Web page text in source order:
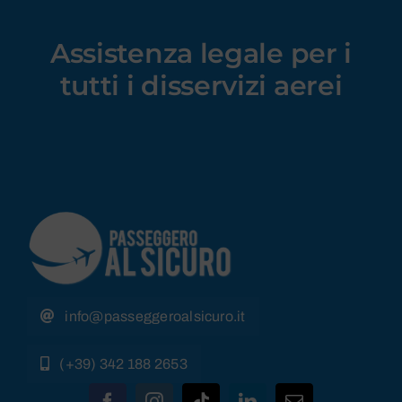
Assistenza legale per i
tutti i disservizi aerei
info@passeggeroalsicuro.it
(+39) 342 188 2653